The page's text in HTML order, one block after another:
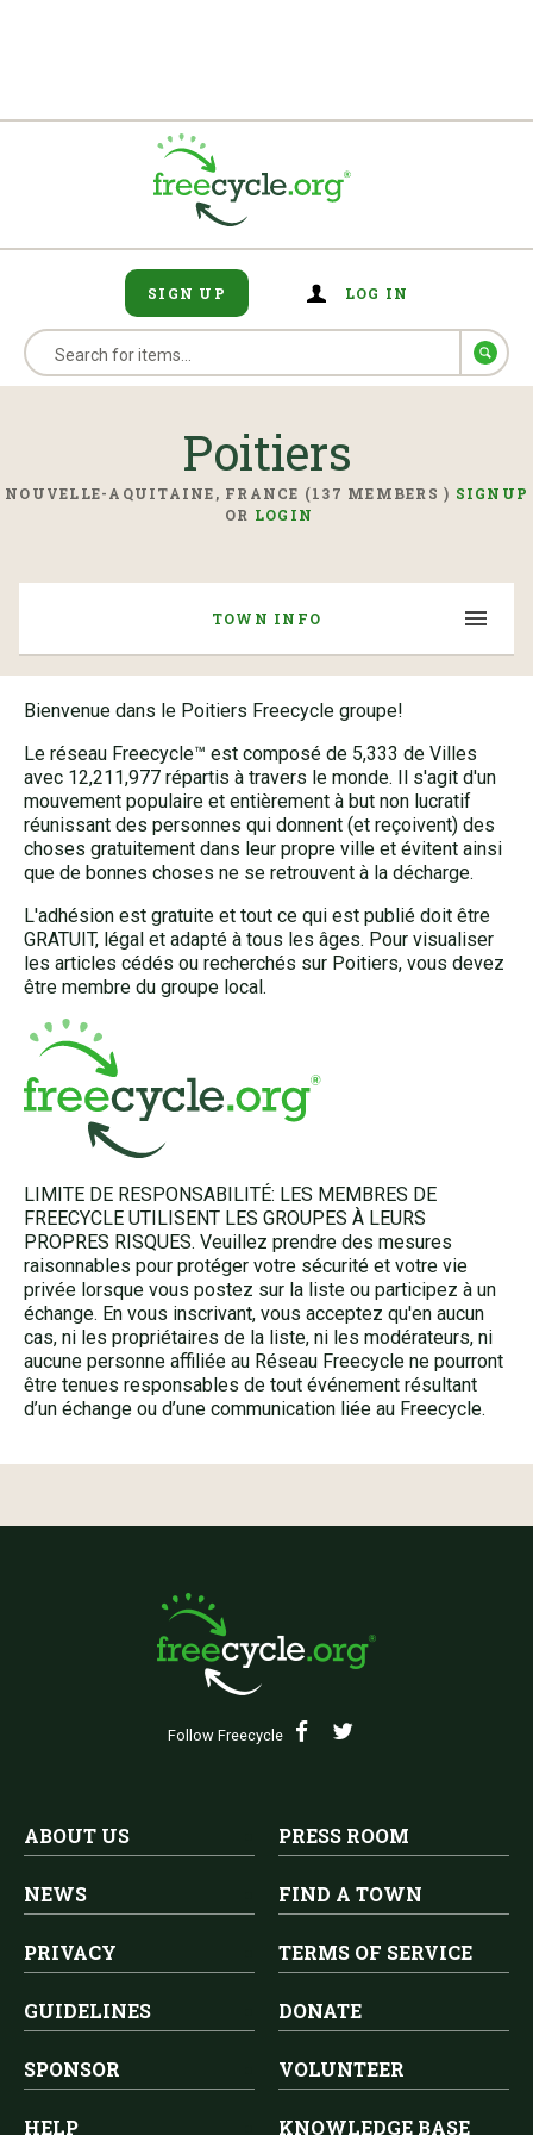
SIGN UP LOG IN
Poitiers
NOUVELLE-AQUITAINE, FRANCE (137 MEMBERS ) SIGNUP
OR LOGIN
TOWN INFO
Bienvenue dans le Poitiers Freecycle groupe!
Le réseau Freecycle™ est composé de 5,333 de Villes
avec 12,211,977 répartis à travers le monde. Il s'agit d'un
mouvement populaire et entièrement à but non lucratif
réunissant des personnes qui donnent (et reçoivent) des
choses gratuitement dans leur propre ville et évitent ainsi
que de bonnes choses ne se retrouvent à la décharge.
L'adhésion est gratuite et tout ce qui est publié doit être
GRATUIT, légal et adapté à tous les âges. Pour visualiser
les articles cédés ou recherchés sur Poitiers, vous devez
être membre du groupe local.
LIMITE DE RESPONSABILITÉ: LES MEMBRES DE
FREECYCLE UTILISENT LES GROUPES À LEURS
PROPRES RISQUES. Veuillez prendre des mesures
raisonnables pour protéger votre sécurité et votre vie
privée lorsque vous postez sur la liste ou participez à un
échange. En vous inscrivant, vous acceptez qu'en aucun
cas, ni les propriétaires de la liste, ni les modérateurs, ni
aucune personne affiliée au Réseau Freecycle ne pourront
être tenues responsables de tout événement résultant
d’un échange ou d’une communication liée au Freecycle.
Follow Freecycle
ABOUT US PRESS ROOM
NEWS FIND A TOWN
PRIVACY TERMS OF SERVICE
GUIDELINES DONATE
SPONSOR VOLUNTEER
HELP KNOWLEDGE BASE